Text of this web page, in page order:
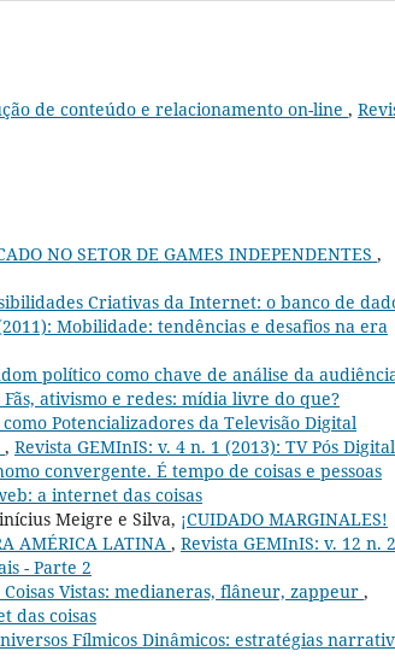
de conteúdo e relacionamento on-line ,
NO SETOR DE GAMES INDEPENDENTES ,
Criativas da Internet: o banco de
Mobilidade: tendências e desafios na era
político como chave de análise da
Fãs, ativismo e redes: mídia livre do que?
Potencializadores da Televisão Digital
, Revista GEMInIS: v. 4 n. 1 (2013): TV Pós Digital
convergente. É tempo de coisas e pessoas
a internet das coisas
Meigre e Silva, ¡CUIDADO MARGINALES!
AMÉRICA LATINA , Revista GEMInIS: v. 12 n. 2
- Parte 2
Vistas: medianeras, flâneur, zappeur ,
das coisas
Fílmicos Dinâmicos: estratégias